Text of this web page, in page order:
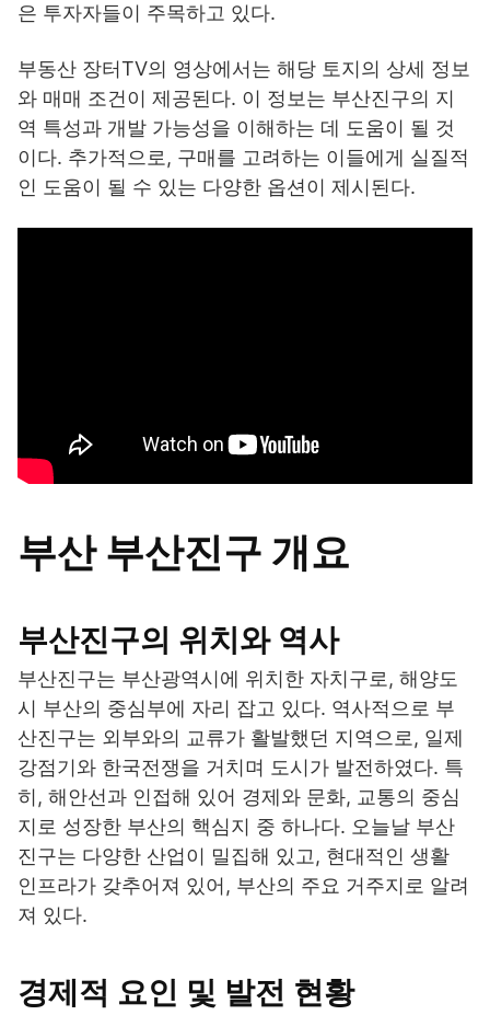
은 투자자들이 주목하고 있다.
부동산 장터TV의 영상에서는 해당 토지의 상세 정보
와 매매 조건이 제공된다. 이 정보는 부산진구의 지
역 특성과 개발 가능성을 이해하는 데 도움이 될 것
이다. 추가적으로, 구매를 고려하는 이들에게 실질적
인 도움이 될 수 있는 다양한 옵션이 제시된다.
부산 부산진구 개요
부산진구의 위치와 역사
부산진구는 부산광역시에 위치한 자치구로, 해양도
시 부산의 중심부에 자리 잡고 있다. 역사적으로 부
산진구는 외부와의 교류가 활발했던 지역으로, 일제
강점기와 한국전쟁을 거치며 도시가 발전하였다. 특
히, 해안선과 인접해 있어 경제와 문화, 교통의 중심
지로 성장한 부산의 핵심지 중 하나다. 오늘날 부산
진구는 다양한 산업이 밀집해 있고, 현대적인 생활
인프라가 갖추어져 있어, 부산의 주요 거주지로 알려
져 있다.
경제적 요인 및 발전 현황